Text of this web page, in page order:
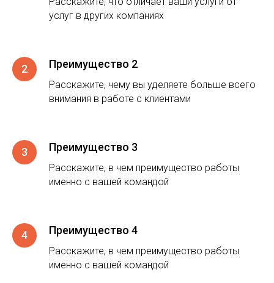
услуг в других компаниях
Преимущество 2
Расскажите, чему вы уделяете больше всего
внимания в работе с клиентами
Преимущество 3
Расскажите, в чем преимущество работы
именно с вашей командой
Преимущество 4
Расскажите, в чем преимущество работы
именно с вашей командой